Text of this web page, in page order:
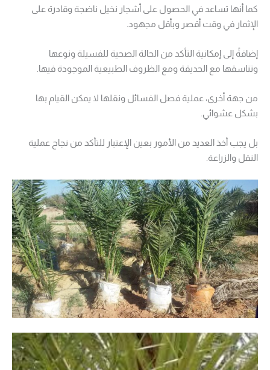
كما أنها تساعد في الحصول على أشجار نخيل ناضجة وقادرة على
الإثمار في وقت أقصر وبأقل مجهود.
إضافةً إلى إمكانية التأكد من الحالة الصحية للفسيلة ونوعها
وتناسقها مع الحديقة ومع الظروف الطبيعية الموجودة فيها.
من جهة أخرى، عملية فصل الفسائل ونقلها لا يمكن القيام بها
بشكل عشوائي.
بل يجب أخذ العديد من الأمور بعين الإعتبار للتأكد من نجاح عملية
النقل والزراعة.